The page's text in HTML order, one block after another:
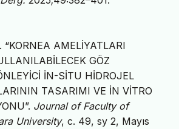
AMELİYATLARI
GÖZ
İN-SİTU HİDROJEL
TASARIMI VE İN VİTRO
Journal of Faculty of
University, c. 49, sy 2, Mayıs